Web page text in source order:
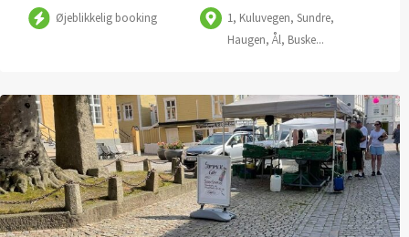
Øjeblikkelig booking
1, Kuluvegen, Sundre,
Haugen, Ål, Buske...